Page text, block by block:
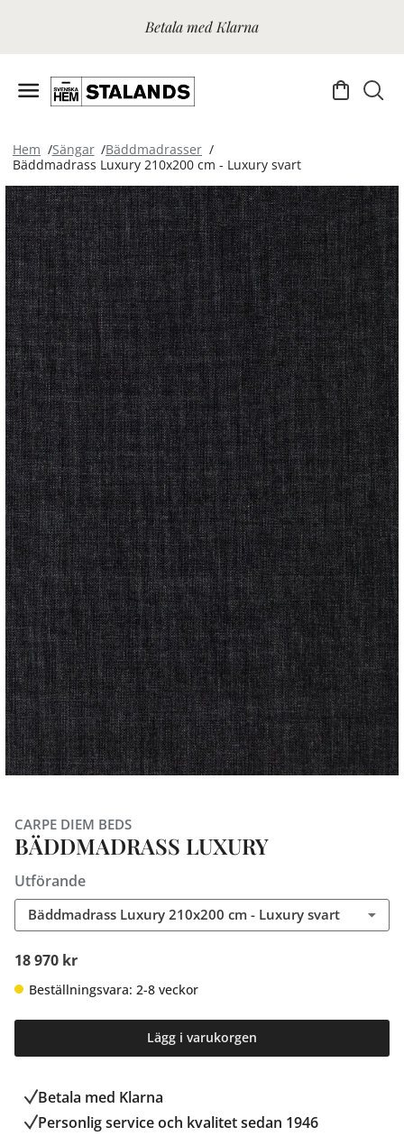
Betala med Klarna
Hem Sängar
Bäddmadrasser
Bäddmadrass Luxury 210x200 cm - Luxury svart
CARPE DIEM BEDS
BÄDDMADRASS LUXURY
Utförande
Bäddmadrass Luxury 210x200 cm - Luxury svart
18 970 kr
Beställningsvara: 2-8 veckor
Lägg i varukorgen
Betala med Klarna
Personlig service och kvalitet sedan 1946